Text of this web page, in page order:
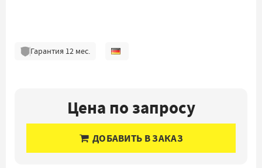
Гарантия 12мес.
Цена по запросу
ДОБАВИТЬ В ЗАКАЗ